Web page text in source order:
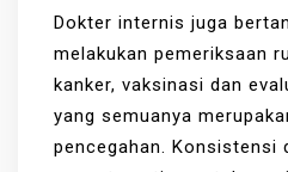
Dokter internis juga
melakukan pemeriksaan
kanker, vaksinasi dan
yang semuanya
pencegahan. Konsistensi